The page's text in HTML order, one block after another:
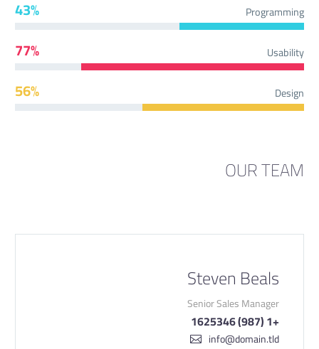
Programming
43%
Usability
77%
Design
56%
OUR TEAM
Steven Beals
Senior Sales Manager
+1 (987) 1625346
info@domain.tld